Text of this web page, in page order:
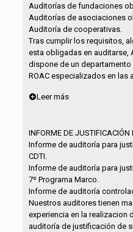
Auditorías de fundaciones
Auditorías de asociaciones
Auditoría de cooperativas.
Tras cumplir los requisitos,
esta obligadas en auditarse,
dispone de un
ROAC especializados en las
Leer más
INFORME DE JUSTIFICACIÓN
Informe de auditoría para
CDTI.
Informe de auditoría para
7º Programa Marco.
Informe de auditoría
Nuestros auditores tienen
experiencia en la realizacion
auditoría de justificación de